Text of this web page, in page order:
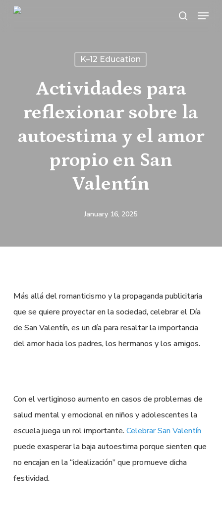
Skip
search
Menu
K–12 Education
Actividades para
reflexionar sobre la
autoestima y el amor
propio en San
Valentín
January 16, 2025
Más allá del romanticismo y la propaganda publicitaria
que se quiere proyectar en la sociedad, celebrar el Día
de San Valentín, es un día para resaltar la importancia
del amor hacia los padres, los hermanos y los amigos.
Con el vertiginoso aumento en casos de problemas de
salud mental y emocional en niños y adolescentes la
escuela juega un rol importante.Celebrar San Valentín
puede exasperar la baja autoestima porque sienten que
no encajan en la “idealización” que promueve dicha
festividad.